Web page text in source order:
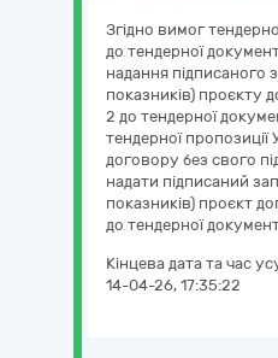
Згідно вимог
до тендерної
надання підписаного
показників) проєкту
2 до тендерної
тендерної
договору без свого
надати підписаний
показників) проєкт
до тендерної
Кінцева дата та час
14-04-26, 17:35:22